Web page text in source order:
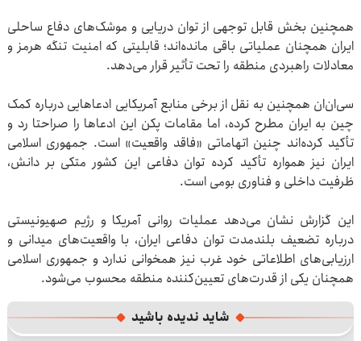
همچنین بخش قابل توجهی از توان دریایی و موشک‌های دفاع ساحلی
ایران همچنان عملیاتی باقی مانده‌اند؛ قابلیتی که امنیت تنگه هرمز و
معادلات راهبردی منطقه را تحت تأثیر قرار می‌دهد.
سی‌ان‌ان همچنین به نقل از برخی منابع آمریکایی ادعاهایی درباره کمک
چین به ایران مطرح کرده، اما مقامات پکن این ادعاها را صراحتا رد و
تأکید کرده‌اند چنین اتهاماتی «فاقد واقعیت» است. جمهوری اسلامی
ایران نیز همواره تأکید کرده توان دفاعی این کشور متکی بر دانش،
ظرفیت داخلی و فناوری بومی است.
این گزارش نشان می‌دهد عملیات روانی آمریکا و رژیم صهیونیستی
درباره تضعیف بلندمدت توان دفاعی ایران، با واقعیت‌های میدانی و
ارزیابی‌های اطلاعاتی خود غرب نیز همخوانی ندارد و جمهوری اسلامی
همچنان یکی از قدرت‌های تعیین‌کننده منطقه محسوب می‌شود.
شاید ندیده باشید